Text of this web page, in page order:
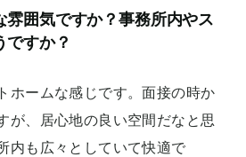
雰囲気ですか？事務所内やス
ですか？
ホームな感じです。面接の時か
が、居心地の良い空間だなと思
内も広々としていて快適で